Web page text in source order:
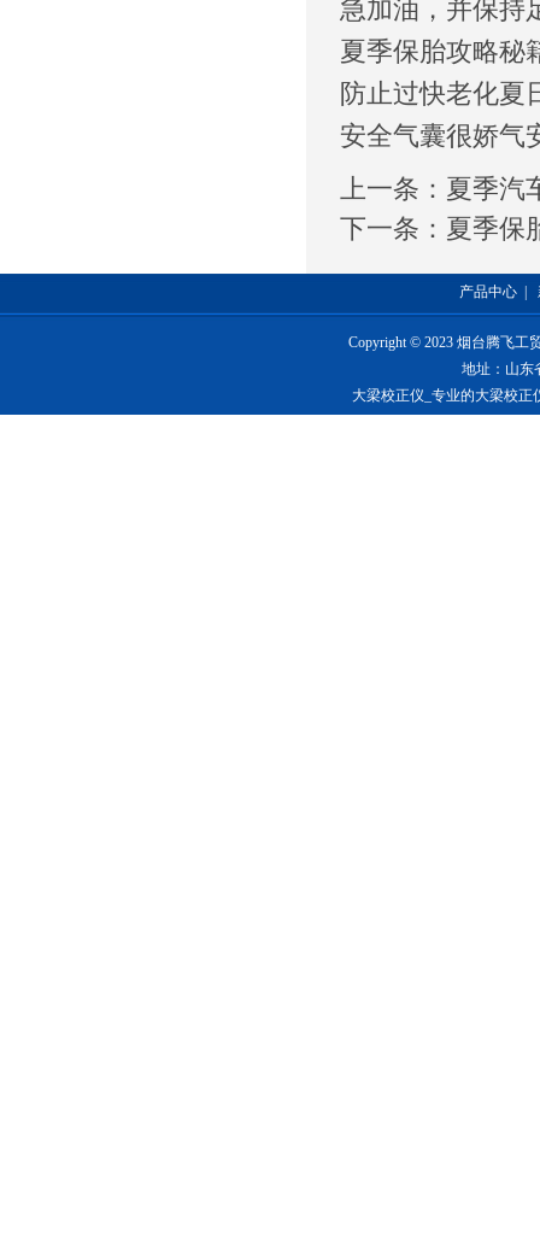
急加油，并保持
夏季保胎攻略秘
防止过快老化夏
安全气囊很娇气
上一条： 夏季汽
下一条： 夏季保
产品中心
Copyright © 2023 烟台腾飞工
地址：山东
大梁校正仪_专业的大梁校